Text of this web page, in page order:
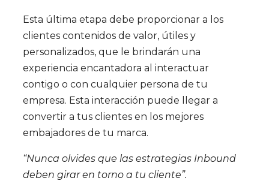
Esta última etapa debe proporcionar a los
clientes contenidos de valor, útiles y
personalizados, que le brindarán una
experiencia encantadora al interactuar
contigo o con cualquier persona de tu
empresa. Esta interacción puede llegar a
convertir a tus clientes en los mejores
embajadores de tu marca.
“Nunca olvides que las estrategias Inbound
deben girar en torno a tu cliente”.